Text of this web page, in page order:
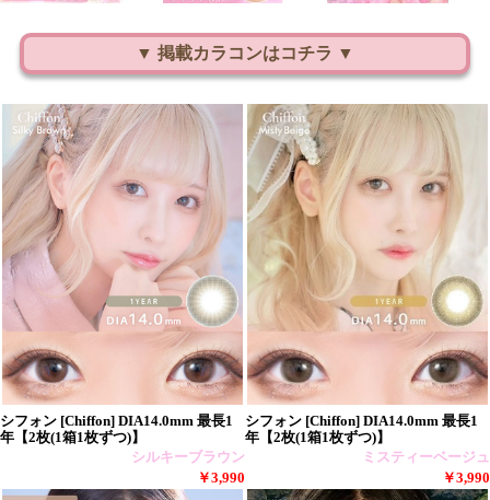
▼ 掲載カラコンはコチラ ▼
シフォン [Chiffon] DIA14.0mm 最長1
年【2枚(1箱1枚ずつ)】
シルキーブラウン
￥3,990
シフォン [Chiffon] DIA14.0mm 最長1
年【2枚(1箱1枚ずつ)】
ミスティーベージュ
￥3,990